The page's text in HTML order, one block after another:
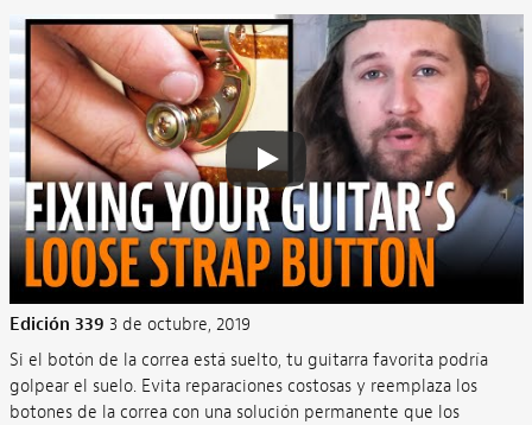
Edición 339 3 de octubre, 2019
Si el botón de la correa está suelto, tu guitarra favorita podría
golpear el suelo. Evita reparaciones costosas y reemplaza los
botones de la correa con una solución permanente que los